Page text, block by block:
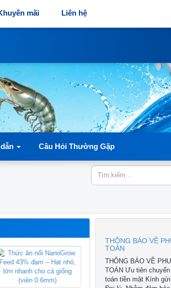
Câu Hỏi Thường Gặp
mãi Liên hệ
THÔNG BÁO VỀ
TOÁN
THÔNG BÁO VỀ
TOÁN Ưu tiên
toán tiền mặt Kính